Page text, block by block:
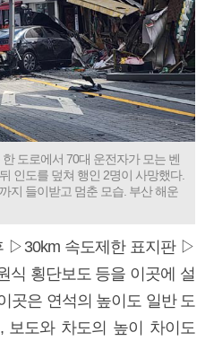
도로에서 70대 운전자가 모는 벤
인도를 덮쳐 행인 2명이 사망했다.
지 들이받고 멈춘 모습. 부산 해운
▷30km 속도제한 표지판 ▷
횡단보도 등을 이곳에 설
곳은 연석의 높이도 일반 도
보도와 차도의 높이 차이도